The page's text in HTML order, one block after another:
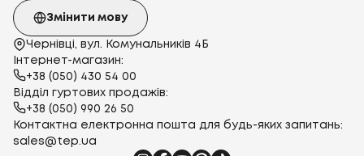
Чернівці, вул. Комунальників 4Б
Інтернет-магазин:
+38 (050) 430 54 00
Відділ гуртових продажів:
+38 (050) 990 26 50
Контактна електронна пошта для будь-яких запитань:
sales@tep.ua
Змінити мову